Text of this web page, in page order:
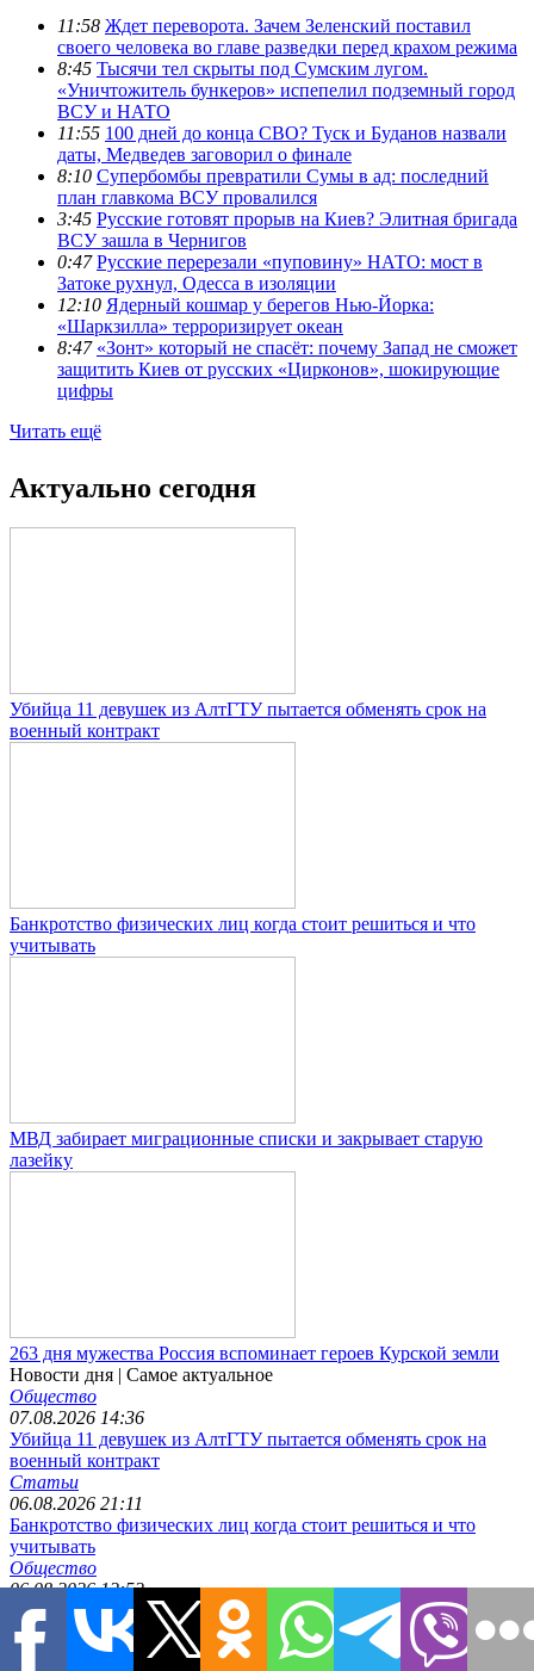
11:58 Ждет переворота. Зачем Зеленский поставил
своего человека во главе разведки перед крахом режима
8:45 Тысячи тел скрыты под Сумским лугом.
«Уничтожитель бункеров» испепелил подземный город
ВСУ и НАТО
11:55 100 дней до конца СВО? Туск и Буданов назвали
даты, Медведев заговорил о финале
8:10 Супербомбы превратили Сумы в ад: последний
план главкома ВСУ провалился
3:45 Русские готовят прорыв на Киев? Элитная бригада
ВСУ зашла в Чернигов
0:47 Русские перерезали «пуповину» НАТО: мост в
Затоке рухнул, Одесса в изоляции
12:10 Ядерный кошмар у берегов Нью-Йорка:
«Шаркзилла» терроризирует океан
8:47 «Зонт» который не спасёт: почему Запад не сможет
защитить Киев от русских «Цирконов», шокирующие
цифры
Читать ещё
Актуально сегодня
Убийца 11 девушек из АлтГТУ пытается обменять срок на
военный контракт
Банкротство физических лиц когда стоит решиться и что
учитывать
МВД забирает миграционные списки и закрывает старую
лазейку
263 дня мужества Россия вспоминает героев Курской земли
Новости дня | Самое актуальное
Общество
07.08.2026 14:36
Убийца 11 девушек из АлтГТУ пытается обменять срок на
военный контракт
Статьи
06.08.2026 21:11
Банкротство физических лиц когда стоит решиться и что
учитывать
Общество
06.08.2026 12:52
МВД забирает миграционные списки и закрывает старую
лазейку
Происшествия